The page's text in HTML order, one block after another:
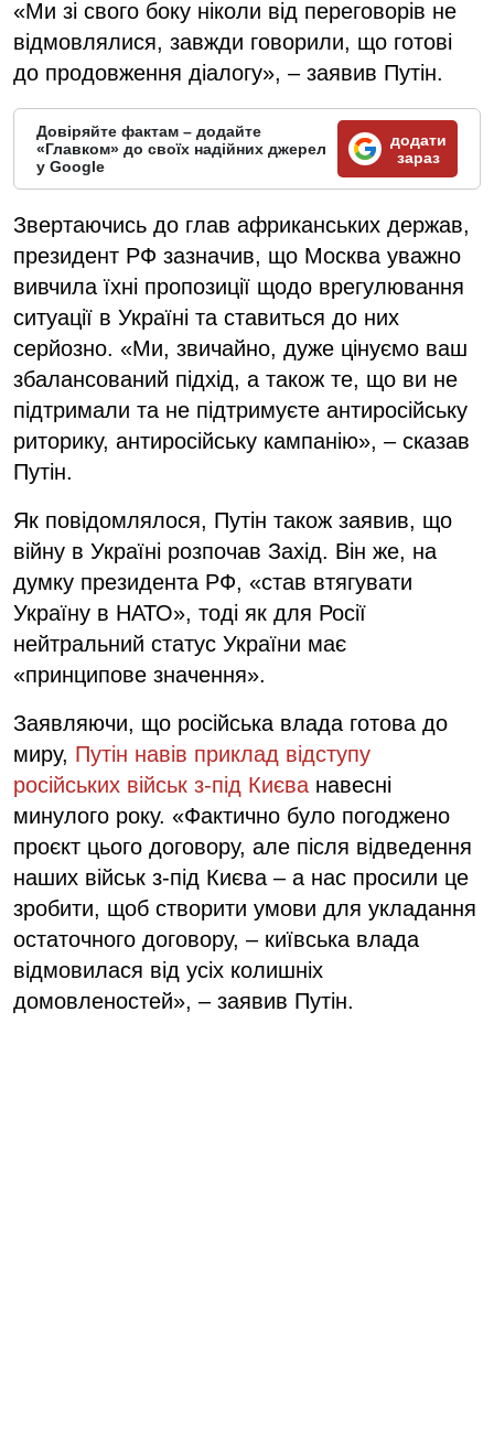
«Ми зі свого боку ніколи від переговорів не
відмовлялися, завжди говорили, що готові
до продовження діалогу», – заявив Путін.
Довіряйте фактам – додайте
«Главком» до своїх надійних джерел
у Google
додати
зараз
Звертаючись до глав африканських держав,
президент РФ зазначив, що Москва уважно
вивчила їхні пропозиції щодо врегулювання
ситуації в Україні та ставиться до них
серйозно. «Ми, звичайно, дуже цінуємо ваш
збалансований підхід, а також те, що ви не
підтримали та не підтримуєте антиросійську
риторику, антиросійську кампанію», – сказав
Путін.
Як повідомлялося, Путін також заявив, що
війну в Україні розпочав Захід. Він же, на
думку президента РФ, «став втягувати
Україну в НАТО», тоді як для Росії
нейтральний статус України має
«принципове значення».
Заявляючи, що російська влада готова до
миру, Путін навів приклад відступу
російських військ з-під Києва навесні
минулого року. «Фактично було погоджено
проєкт цього договору, але після відведення
наших військ з-під Києва – а нас просили це
зробити, щоб створити умови для укладання
остаточного договору, – київська влада
відмовилася від усіх колишніх
домовленостей», – заявив Путін.